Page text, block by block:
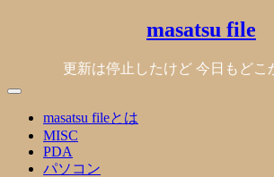
masatsu file
更新は停止したけど 今日もどこ
masatsu fileとは
MISC
PDA
パソコン